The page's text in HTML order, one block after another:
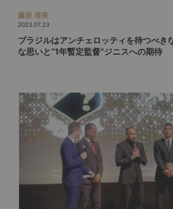
藤原 清美
2023.07.23
ブラジルはアンチェロッティを待つべき
な思いと“1年暫定監督”ジニスへの期待